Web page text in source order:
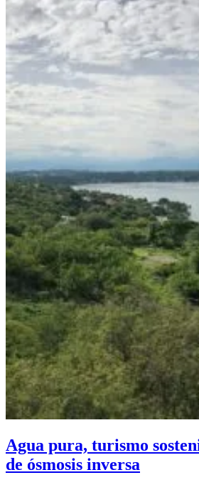
Agua pura, turismo
de ósmosis inversa